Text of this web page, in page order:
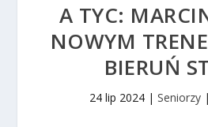
A TYC:
NOWYM
BIERUŃ
24 lip 2024| Seniorzy|